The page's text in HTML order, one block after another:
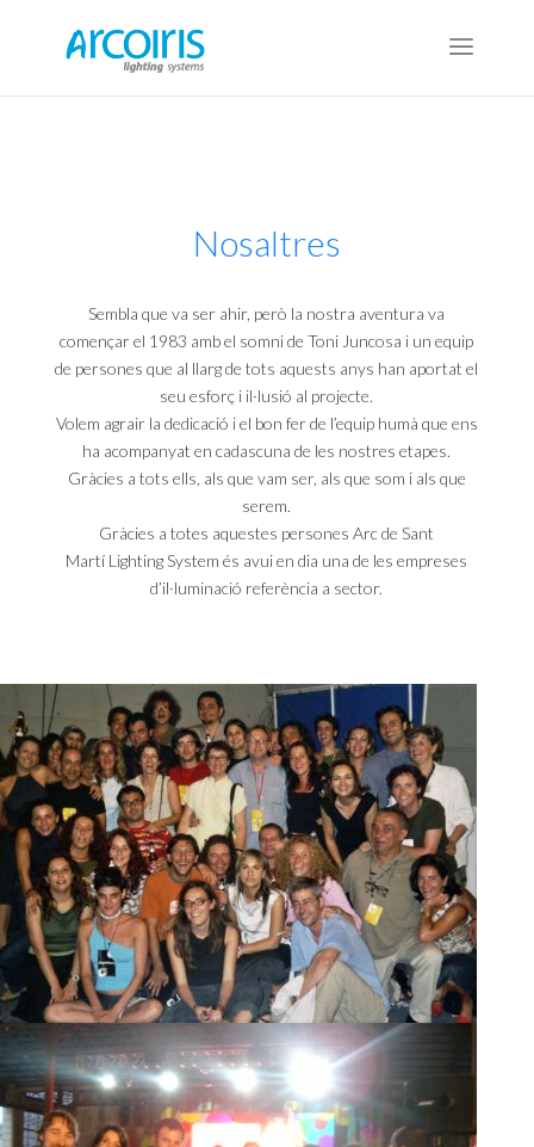
Nosaltres
Sembla que va ser ahir, però la nostra aventura va
començar el 1983 amb el somni de Toni Juncosa i un equip
de persones que al llarg de tots aquests anys han aportat el
seu esforç i il·lusió al projecte.
Volem agrair la dedicació i el bon fer de l’equip humà que ens
ha acompanyat en cadascuna de les nostres etapes.
Gràcies a tots ells, als que vam ser, als que som i als que
serem.
Gràcies a totes aquestes persones Arc de Sant
Martí Lighting System és avui en dia una de les empreses
d’il·luminació referència a sector.